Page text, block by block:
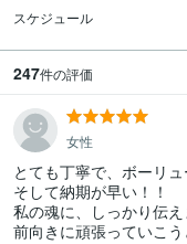
スケジュール
247件の評価
女性
とても丁寧で、ボーリ
そして納期が早い！！
私の魂に、しっかり伝え
前向きに頑張っていこ